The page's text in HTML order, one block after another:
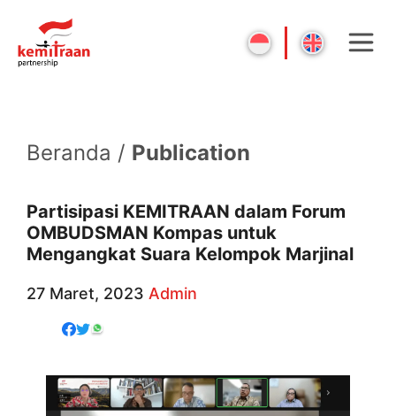
Beranda / Publication
Partisipasi KEMITRAAN dalam Forum
OMBUDSMAN Kompas untuk
Mengangkat Suara Kelompok Marjinal
27 Maret, 2023 Admin